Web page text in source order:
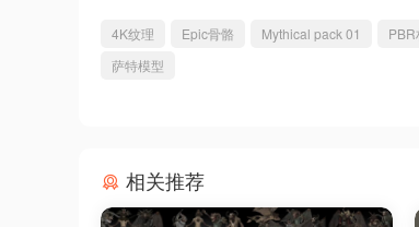
4K纹理 Epic骨骼 Mythical pack 01
萨特模型
相关推荐